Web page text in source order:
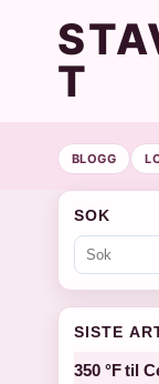
T
BLOGG
SOK
SISTE
350 °F til